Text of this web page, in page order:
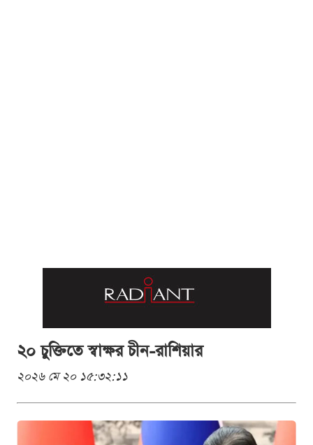
২০ চুক্তিতে স্বাক্ষর চীন-রাশিয়ার
২০২৬ মে ২০ ১৫:৩২:১১